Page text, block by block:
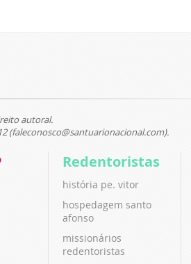
autoral.
(faleconosco@santuarionacional.com).
Redentoristas
história pe. vitor
hospedagem santo
afonso
missionários
redentoristas